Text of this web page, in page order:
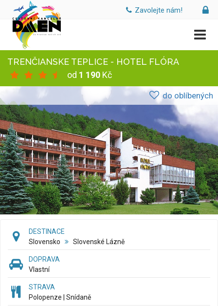
Zavolejte nám!
TRENČIANSKE TEPLICE - HOTEL FLÓRA
od 1 190 Kč
do oblíbených
DESTINACE
Slovensko
Slovenské Lázně
DOPRAVA
Vlastní
STRAVA
Polopenze | Snídaně